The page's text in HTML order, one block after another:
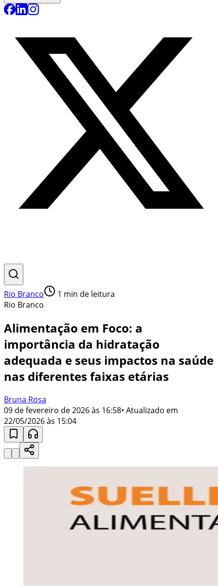
Rio Branco 1 min de leitura
Rio Branco
Alimentação em Foco: a
importância da hidratação
adequada e seus impactos na saúde
nas diferentes faixas etárias
Bruna Rosa
09 de fevereiro de 2026 às 16:58• Atualizado em
22/05/2026 às 15:04